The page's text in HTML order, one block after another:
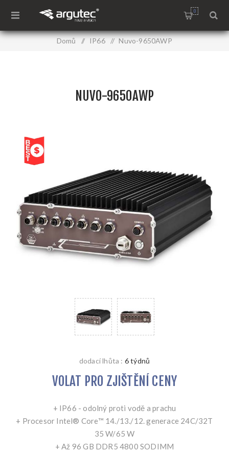
0
Domů / IP66 / Nuvo-9650AWP
NUVO-9650AWP
dodací lhůta : 6 týdnů
VOLAT PRO ZJIŠTĚNÍ CENY
+ IP66 - odolný proti vodě a prachu
+ Procesor Intel® Core™ 14./13./12. generace 24C/32T
35 W/65 W
+ Až 96 GB DDR5 4800 SODIMM